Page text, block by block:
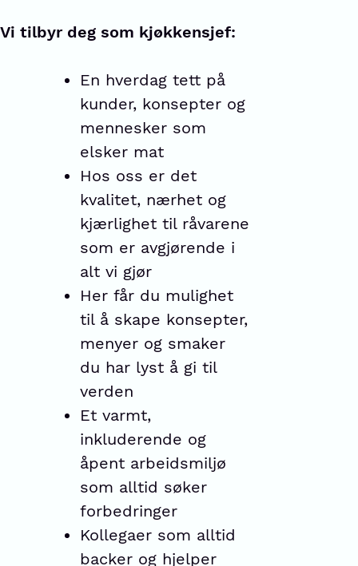
Vi tilbyr deg som kjøkkensjef:
En hverdag tett på
kunder, konsepter og
mennesker som
elsker mat
Hos oss er det
kvalitet, nærhet og
kjærlighet til råvarene
som er avgjørende i
alt vi gjør
Her får du mulighet
til å skape konsepter,
menyer og smaker
du har lyst å gi til
verden
Et varmt,
inkluderende og
åpent arbeidsmiljø
som alltid søker
forbedringer
Kollegaer som alltid
backer og hjelper